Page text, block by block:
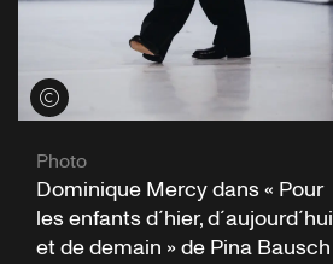
Voir les crédits
Photo
Dominique Mercy dans « Pour
les enfants d´hier, d´aujourd´hui
et de demain » de Pina Bausch